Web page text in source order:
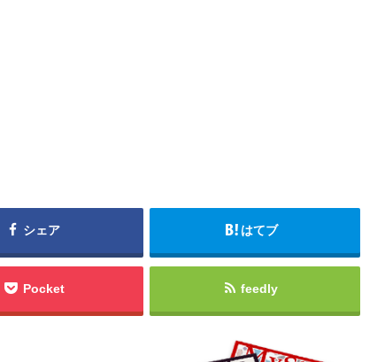
シェア はてブ
Pocket feedly